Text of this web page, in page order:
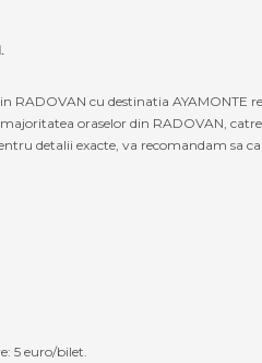
cu destinatia AYAMONTE
oraselor din RADOVAN,
detalii exacte, va recomandam sa
5 euro/bilet.